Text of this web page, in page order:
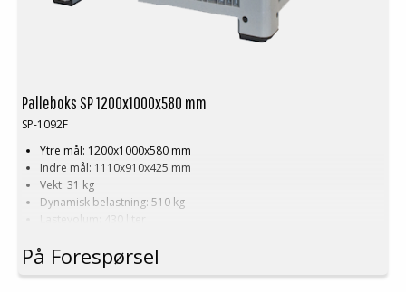
Palleboks SP 1200x1000x580 mm
SP-1092F
Ytre mål: 1200x1000x580 mm
Indre mål: 1110x910x425 mm
Vekt: 31 kg
Dynamisk belastning: 510 kg
Lastevolum: 430 liter
Standardfarge: Grå
Logistikk: 4 stk/pallplasser (120x100x240 cm)
På Forespørsel